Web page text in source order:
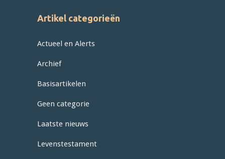
Artikel categorieën
Actueel en Alerts
Archief
Basisartikelen
Geen categorie
Laatste nieuws
Levenstestament